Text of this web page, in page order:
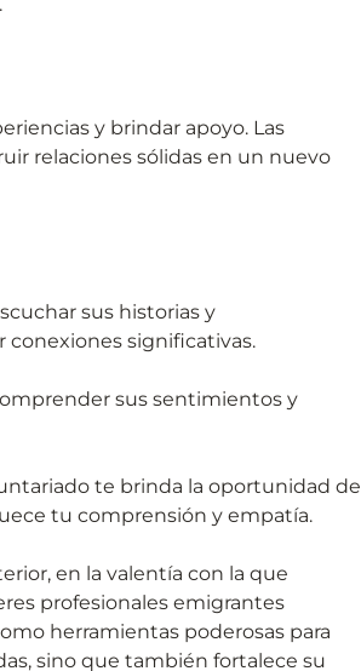
y brindar apoyo. Las
relaciones sólidas en un nuevo
sus historias y
conexiones significativas.
sus sentimientos y
te brinda la oportunidad de
tu comprensión y empatía.
en la valentía con la que
profesionales emigrantes
herramientas poderosas para
sino que también fortalece su